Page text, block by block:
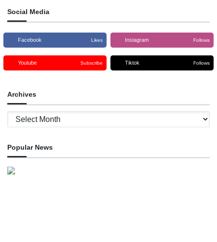
Social Media
Facebook Likes Instagram Follows
Youtube Subscribe Tiktok Follows
Archives
Archives
Popular News